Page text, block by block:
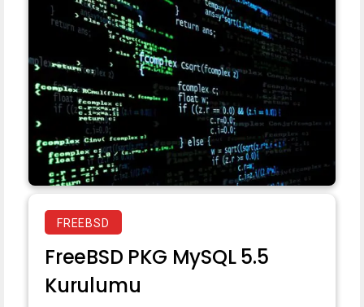
FREEBSD
FreeBSD PKG MySQL 5.5
Kurulumu